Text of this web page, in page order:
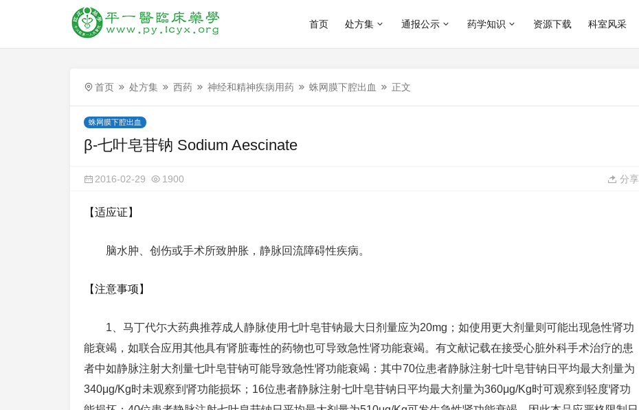
首页 处方集 通报公示 药学知识 资源下载 科室风采
首页 处方集 西药 神经和精神疾病用药 蛛网膜下腔出血 正文
蛛网膜下腔出血
β-七叶皂苷钠 Sodium Aescinate
2016-02-29 1900 分享
【适应证】
脑水肿、创伤或手术所致肿胀，静脉回流障碍性疾病。
【注意事项】
1、马丁代尓大药典推荐成人静脉使用七叶皂苷钠最大日剂量应为20mg；如使用更大剂量则可能出现急性肾功
能衰竭，如联合应用其他具有肾脏毒性的药物也可导致急性肾功能衰竭。有文献记载在接受心脏外科手术治疗的患
者中如静脉注射大剂量七叶皂苷钠可能导致急性肾功能衰竭：其中70位患者静脉注射七叶皂苷钠日平均最大剂量为
340μg/Kg时未观察到肾功能损坏；16位患者静脉注射七叶皂苷钠日平均最大剂量为360μg/Kg时可观察到轻度肾功